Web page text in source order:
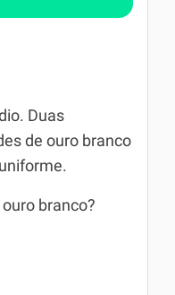
Duas
de ouro branco
branco?